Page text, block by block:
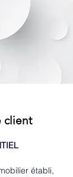
client
établi,